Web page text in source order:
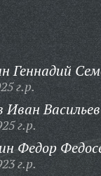
Геннадий
г.р.
Иван
г.р.
Федор
г.р.